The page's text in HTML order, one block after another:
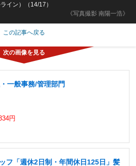
《写真撮影 南陽一浩》
イン）（14/17）
この記事へ戻る
一般事務/管理部門
円
フ「週休2日制・年間休日125日」髪